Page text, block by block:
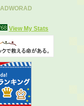
ADWORAD
View My Stats